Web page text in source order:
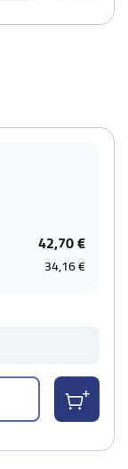
42,70 €
34,16 €